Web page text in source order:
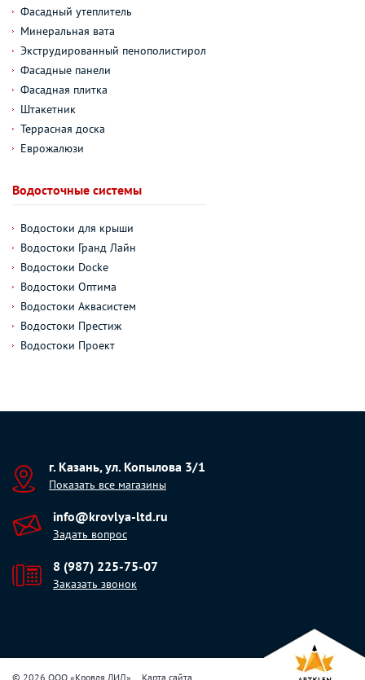
Фасадный утеплитель
Минеральная вата
Экструдированный пенополистирол
Фасадные панели
Фасадная плитка
Штакетник
Террасная доска
Еврожалюзи
Водосточные системы
Водостоки для крыши
Водостоки Гранд Лайн
Водостоки Docke
Водостоки Оптима
Водостоки Аквасистем
Водостоки Престиж
Водостоки Проект
г. Казань, ул. Копылова 3/1
Показать все магазины
info@krovlya-ltd.ru
Задать вопрос
8 (987) 225-75-07
Заказать звонок
© 2026 ООО «Кровля ЛИД» Карта сайта